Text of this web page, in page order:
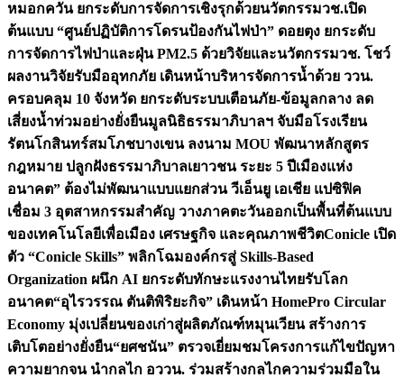
หมอกควัน ยกระดับการจัดการเชิงรุกด้วยนวัตกรรมวช.เปิด
ต้นแบบ “ศูนย์ปฏิบัติการโดรนป้องกันไฟป่า” ดอยตุง ยกระดับ
การจัดการไฟป่าและฝุ่น PM2.5 ด้วยวิจัยและนวัตกรรมวช. โชว์
ผลงานวิจัยรับมืออุทกภัย เดินหน้าบริหารจัดการน้ำด้วย ววน.
ครอบคลุม 10 จังหวัด ยกระดับระบบเตือนภัย-ข้อมูลกลาง ลด
เสี่ยงน้ำท่วมอย่างยั่งยืนมูลนิธิธรรมาภิบาลฯ จับมือโรงเรียน
รัตนโกสินทร์สมโภชบางเขน ลงนาม MOU พัฒนาหลักสูตร
กฎหมาย ปลูกฝังธรรมาภิบาลเยาวชน ระยะ 5 ปีเมืองแห่ง
อนาคต” ต้องไม่พัฒนาแบบแยกส่วน วีเอ็นยู เอเชีย แปซิฟิค
เชื่อม 3 อุตสาหกรรมสำคัญ วางภาคตะวันออกเป็นพื้นที่ต้นแบบ
ของเทคโนโลยีเพื่อเมือง เศรษฐกิจ และคุณภาพชีวิตConicle เปิด
ตัว “Conicle Skills” พลิกโฉมองค์กรสู่ Skills-Based
Organization ผนึก AI ยกระดับทักษะแรงงานไทยรับโลก
อนาคต“อุไรวรรณ ตันติพิริยะกิจ” เดินหน้า HomePro Circular
Economy มุ่งเปลี่ยนของเก่าสู่ผลิตภัณฑ์หมุนเวียน สร้างการ
เติบโตอย่างยั่งยืน“ยศชนัน” ตรวจเยี่ยมชมโครงการแก้ไขปัญหา
ความยากจน นำกลไก อววน. ร่วมสร้างกลไกความร่วมมือใน